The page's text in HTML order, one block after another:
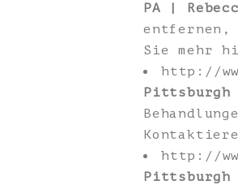
PA |
Sie mehr
http://
Pittsburgh
http://
Pittsburgh